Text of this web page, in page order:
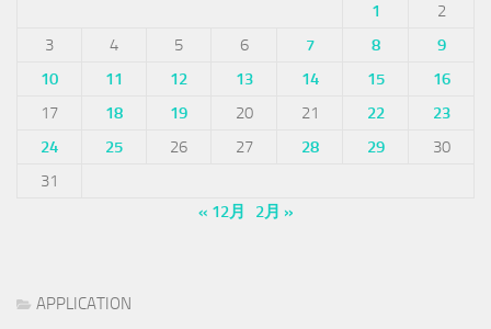
1
2
3
4 5 6 7 8
9
10
11 12 13 14 15
16
17
18 19 20 21 22
23
24
25 26 27 28 29
30
31
« 12月
2月 »
APPLICATION